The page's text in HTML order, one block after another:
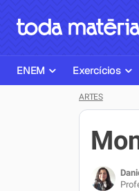
ENEM
Página Inicial ENEM
Plano de Estudos
Corretor de Redação
Exercícios
ENEM
Matemática
História
ARTES